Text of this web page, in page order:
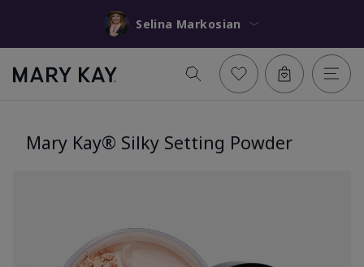
Selina Markosian
Mary Kay® Silky Setting Powder